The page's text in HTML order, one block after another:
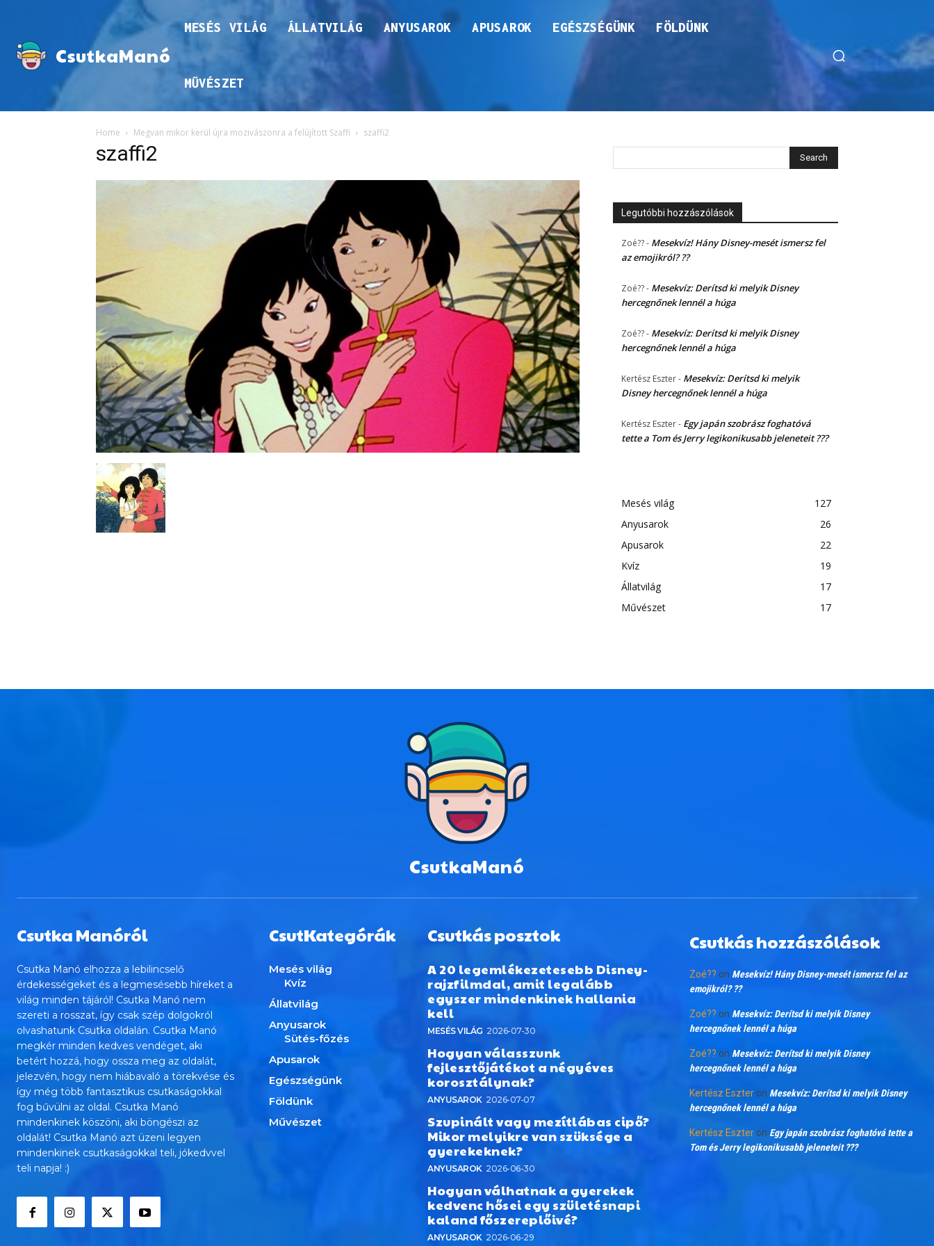
CsutkaManó
MESÉS VILÁG ÁLLATVILÁG ANYUSAROK APUSAROK EGÉSZSÉGÜNK FÖLDÜNK
MŰVÉSZET
Home Megvan mikor kerül újra mozivászonra a felújított Szaffi szaffi2
szaffi2
Legutóbbi hozzászólások
Zoé??- Mesekvíz! Hány Disney-mesét ismersz fel
az emojikról? ??
Zoé??- Mesekvíz: Derítsd ki melyik Disney
hercegnőnek lennél a húga
Zoé??- Mesekvíz: Derítsd ki melyik Disney
hercegnőnek lennél a húga
Kertész Eszter- Mesekvíz: Derítsd ki melyik
Disney hercegnőnek lennél a húga
Kertész Eszter- Egy japán szobrász foghatóvá
tette a Tom és Jerry legikonikusabb jeleneteit ???
Mesés világ
127
Anyusarok
26
Apusarok
22
Kvíz
19
Állatvilág
17
Művészet
17
CsutkaManó
Csutka Manóról
Csutka Manó elhozza a lebilincselő
érdekességeket és a legmesésebb híreket a
világ minden tájáról! Csutka Manó nem
szereti a rosszat, így csak szép dolgokról
olvashatunk Csutka oldalán. Csutka Manó
megkér minden kedves vendéget, aki
betért hozzá, hogy ossza meg az oldalát,
jelezvén, hogy nem hiábavaló a törekvése és
így még több fantasztikus csutkaságokkal
fog bűvülni az oldal. Csutka Manó
mindenkinek köszöni, aki böngészi az
oldalát! Csutka Manó azt üzeni legyen
mindenkinek csutkaságokkal teli, jókedvvel
teli napja! :)
CsutKategórák
Mesés világ
Kvíz
Állatvilág
Anyusarok
Sütés-főzés
Apusarok
Egészségünk
Földünk
Művészet
Csutkás posztok
A 20 legemlékezetesebb Disney-
rajzfilmdal, amit legalább
egyszer mindenkinek hallania
kell
MESÉS VILÁG 2026-07-30
Hogyan válasszunk
fejlesztőjátékot a négyéves
korosztálynak?
ANYUSAROK 2026-07-07
Szupinált vagy mezítlábas cipő?
Mikor melyikre van szüksége a
gyerekeknek?
ANYUSAROK 2026-06-30
Hogyan válhatnak a gyerekek
kedvenc hősei egy születésnapi
kaland főszereplőivé?
ANYUSAROK 2026-06-29
Csutkás hozzászólások
Zoé?? on Mesekvíz! Hány Disney-mesét ismersz fel az
emojikról? ??
Zoé?? on Mesekvíz: Derítsd ki melyik Disney
hercegnőnek lennél a húga
Zoé?? on Mesekvíz: Derítsd ki melyik Disney
hercegnőnek lennél a húga
Kertész Eszteron Mesekvíz: Derítsd ki melyik Disney
hercegnőnek lennél a húga
Kertész Eszteron Egy japán szobrász foghatóvá tette a
Tom és Jerry legikonikusabb jeleneteit ???